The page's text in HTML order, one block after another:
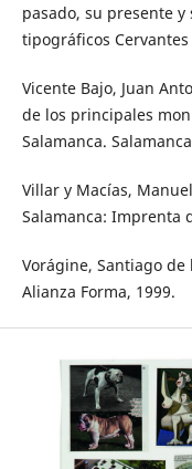
pasado, su presente
tipográficos
Vicente Bajo, Juan
de los principales
Salamanca.
Villar y Macías,
Salamanca: Imprenta
Vorágine, Santiago
Alianza Forma, 1999.